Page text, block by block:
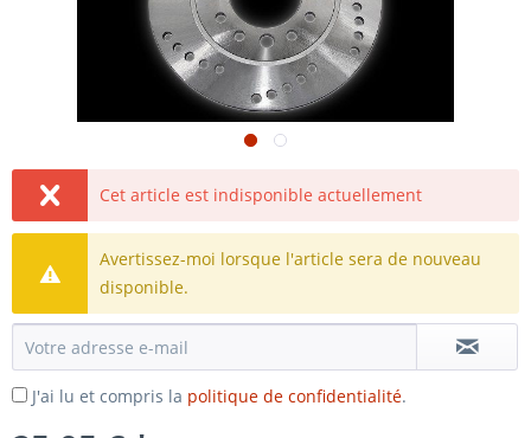
Cet article est indisponible actuellement
Avertissez-moi lorsque l'article sera de nouveau
disponible.
J'ai lu et compris la politique de confidentialité.